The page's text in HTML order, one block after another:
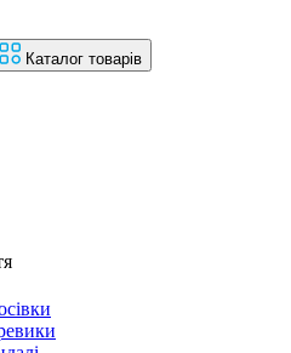
Каталог товарів